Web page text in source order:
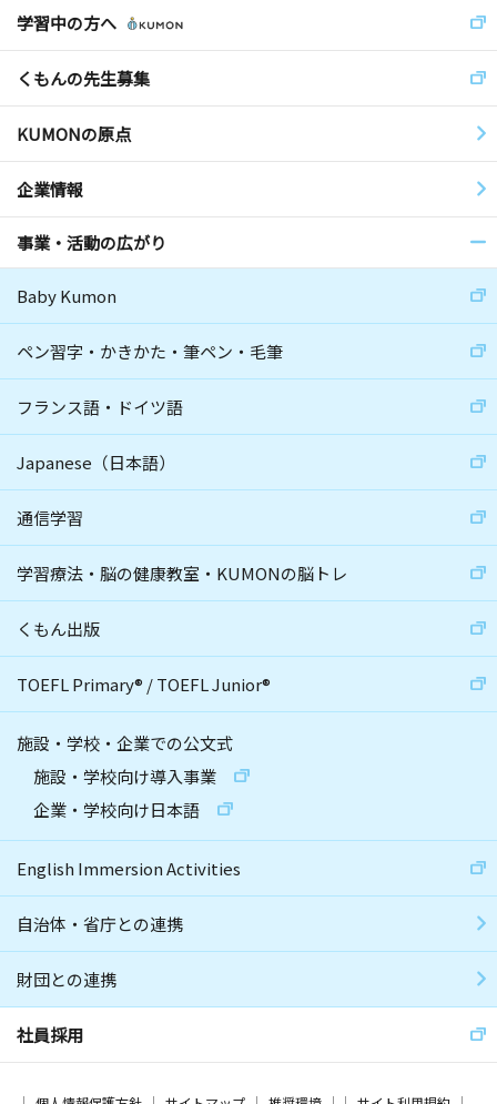
学習中の方へ
くもんの先生募集
KUMONの原点
企業情報
事業・活動の広がり
Baby Kumon
ペン習字・かきかた・筆ペン・毛筆
フランス語・ドイツ語
Japanese（日本語）
通信学習
学習療法・脳の健康教室・KUMONの脳トレ
くもん出版
TOEFL Primary® /TOEFL Junior®
施設・学校・企業での公文式
施設・学校向け導入事業
企業・学校向け日本語
English Immersion Activities
自治体・省庁との連携
財団との連携
社員採用